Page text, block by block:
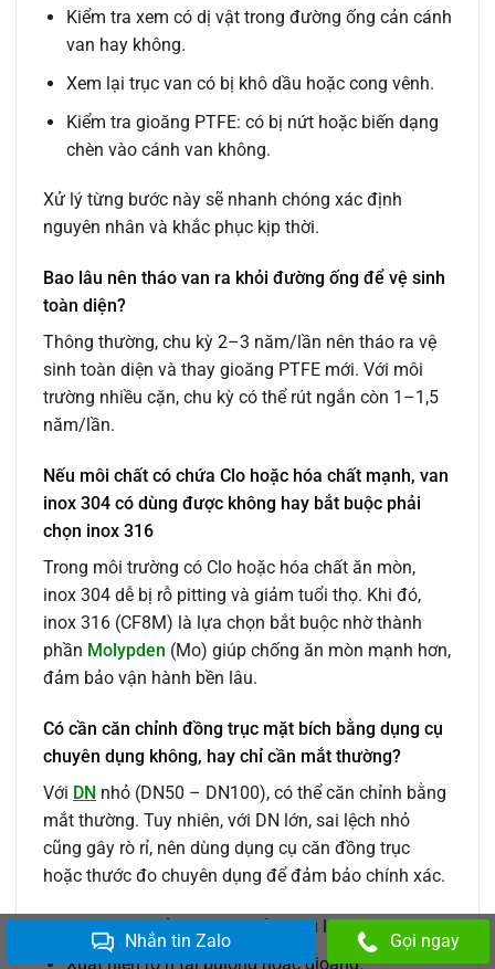
Kiểm tra xem có dị vật trong đường ống cản cánh
van hay không.
Xem lại trục van có bị khô dầu hoặc cong vênh.
Kiểm tra gioăng PTFE: có bị nứt hoặc biến dạng
chèn vào cánh van không.
Xử lý từng bước này sẽ nhanh chóng xác định
nguyên nhân và khắc phục kịp thời.
Bao lâu nên tháo van ra khỏi đường ống để vệ sinh
toàn diện?
Thông thường, chu kỳ 2–3 năm/lần nên tháo ra vệ
sinh toàn diện và thay gioăng PTFE mới. Với môi
trường nhiều cặn, chu kỳ có thể rút ngắn còn 1–1,5
năm/lần.
Nếu môi chất có chứa Clo hoặc hóa chất mạnh, van
inox 304 có dùng được không hay bắt buộc phải
chọn inox 316
Trong môi trường có Clo hoặc hóa chất ăn mòn,
inox 304 dễ bị rỗ pitting và giảm tuổi thọ. Khi đó,
inox 316 (CF8M) là lựa chọn bắt buộc nhờ thành
phần Molypden (Mo) giúp chống ăn mòn mạnh hơn,
đảm bảo vận hành bền lâu.
Có cần căn chỉnh đồng trục mặt bích bằng dụng cụ
chuyên dụng không, hay chỉ cần mắt thường?
Với DN nhỏ (DN50 – DN100), có thể căn chỉnh bằng
mắt thường. Tuy nhiên, với DN lớn, sai lệch nhỏ
cũng gây rò rỉ, nên dùng dụng cụ căn đồng trục
hoặc thước đo chuyên dụng để đảm bảo chính xác.
Van đóng mở nặng, có tiếng kêu lạ.
Xuất hiện rò rỉ tại bulong hoặc gioăng.
Nhắn tin Zalo Gọi ngay